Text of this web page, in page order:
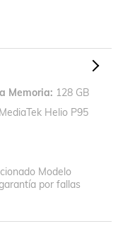
Memoria
128 GB
Helio P95
Modelo
por fallas